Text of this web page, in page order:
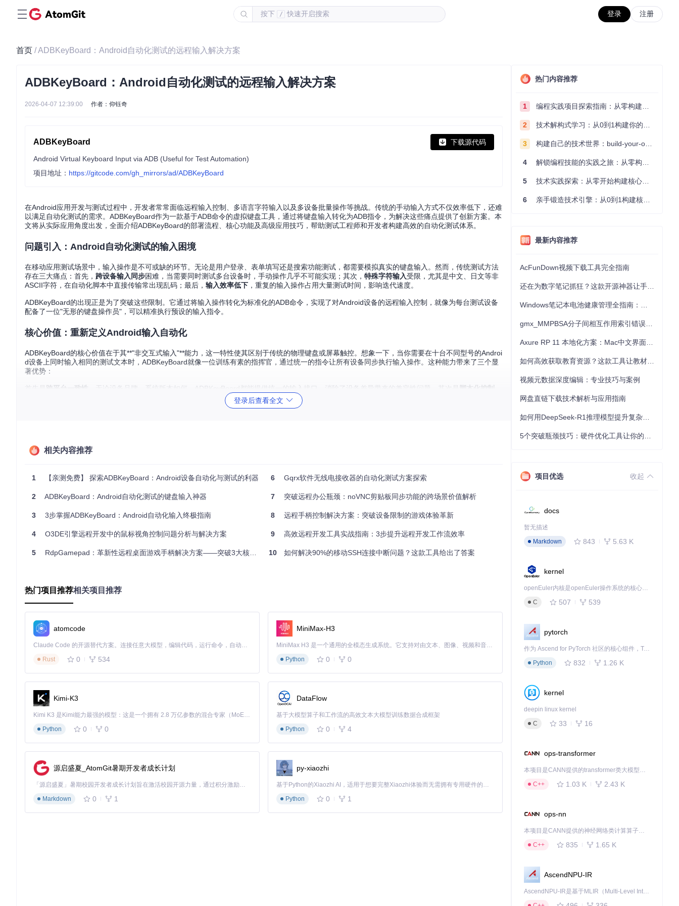
按下 / 快速开启搜索 登录 注册
首页 / ADBKeyBoard：Android自动化测试的远程输入解决方案
ADBKeyBoard：Android自动化测试的远程输入解决方案
2026-04-07 12:39:00 作者：仰钰奇
ADBKeyBoard 下载源代码
Android Virtual Keyboard Input via ADB (Useful for Test Automation)
项目地址： https://gitcode.com/gh_mirrors/ad/ADBKeyBoard
在Android应用开发与测试过程中，开发者常常面临远程输入控制、多语言字符输入以及多设备批量操作等挑战。传统的手动输入方式不仅效率低下，还难
以满足自动化测试的需求。ADBKeyBoard作为一款基于ADB命令的虚拟键盘工具，通过将键盘输入转化为ADB指令，为解决这些痛点提供了创新方案。本
文将从实际应用角度出发，全面介绍ADBKeyBoard的部署流程、核心功能及高级应用技巧，帮助测试工程师和开发者构建高效的自动化测试体系。
问题引入：Android自动化测试的输入困境
在移动应用测试场景中，输入操作是不可或缺的环节。无论是用户登录、表单填写还是搜索功能测试，都需要模拟真实的键盘输入。然而，传统测试方法
存在三大痛点：首先， 跨设备输入同步困难，当需要同时测试多台设备时，手动操作几乎不可能实现；其次， 特殊字符输入受限，尤其是中文、日文等非
ASCII字符，在自动化脚本中直接传输常出现乱码；最后， 输入效率低下 ，重复的输入操作占用大量测试时间，影响迭代速度。
ADBKeyBoard的出现正是为了突破这些限制。它通过将输入操作转化为标准化的ADB命令，实现了对Android设备的远程输入控制，就像为每台测试设备
配备了一位"无形的键盘操作员"，可以精准执行预设的输入指令。
核心价值：重新定义Android输入自动化
ADBKeyBoard的核心价值在于其**"非交互式输入"**能力，这一特性使其区别于传统的物理键盘或屏幕触控。想象一下，当你需要在十台不同型号的Androi
d设备上同时输入相同的测试文本时，ADBKeyBoard就像一位训练有素的指挥官，通过统一的指令让所有设备同步执行输入操作。这种能力带来了三个显
著优势：
首先是 跨平台一致性 ，无论设备品牌、系统版本如何，ADBKeyBoard都能提供统一的输入接口，消除了设备差异带来的兼容性问题。其次是 脚本化控制
所有输入操作都可以编写为自动化脚本，实现无人值守的测试流程。最后是字符完整性 ，通过base64编码等技术，确保任何语言的字符都能准确传输，解
环境准备与源码获取
件。环境就绪后，通过以下命令获取项目源码：
git clone
⚠️ 常见误区：部分用户在克隆仓库后直接尝试安装，忽略了编译步骤。ADBKeyBoard是源代码形式提供的，必须经过构建才能生成可用的APK文件。
定制化构建与安装
进入项目目录后，我们需要使用Gradle工具构建调试版本的APK。执行以下命令启动构建过程：
构建成功后，APK文件将生成在
-r参数表示强制安装，即使应用已存在也会覆盖安装，这在版本更新时非常有用。
输入法激活与验证
安装完成后，ADBKeyBoard还不能立即使用，需要将其激活为系统输入法。通过以下命令序列完成激活配置：
adb shell ime
# 启用ADBKeyBoard输入法
adb shell ime set com.android.adbkeyboard/.AdbIME # 设置为默认输入法
如果配置成功，最后一条命令的输出中会包含com.android.adbkeyboard/.AdbIME。此时，你的设备已经准备好接收来自ADB的输入指令了。
核心功能应用：从基础输入到高级控制
基础文本输入技术
ADBKeyBoard提供了多种文本输入方式，以适应不同场景需求。最常用的是直接文本输入模式，通过以下命令可以向当前焦点应用发送文本：
登录后查看全文
相关内容推荐
1 【亲测免费】 探索ADBKeyBoard：Android设备自动化与测试的利器
2 ADBKeyBoard：Android自动化测试的键盘输入神器
3 3步掌握ADBKeyBoard：Android自动化输入终极指南
4 O3DE引擎远程开发中的鼠标视角控制问题分析与解决方案
5 RdpGamepad：革新性远程桌面游戏手柄解决方案——突破3大核心技术瓶颈的跨设备控制方案
6 Gqrx软件无线电接收器的自动化测试方案探索
7 突破远程办公瓶颈：noVNC剪贴板同步功能的跨场景价值解析
8 远程手柄控制解决方案：突破设备限制的游戏体验革新
9 高效远程开发工具实战指南：3步提升远程开发工作流效率
10 如何解决90%的移动SSH连接中断问题？这款工具给出了答案
热门项目推荐相关项目推荐
atomcode
Claude Code 的开源替代方案。连接任意大模型，编辑代码，运行命令，自动验证 — 全自动执行。用 Rust 构建，极致性能。 ｜ An open-source alternative to Claude Code. Connect any LLM, edit code, run commands, and verify changes — autonomously. Built in Rust for speed. Get Started
Rust
0 534
MiniMax-H3
MiniMax H3 是一个通用的全模态生成系统。它支持对由文本、图像、视频和音频组成的多模态上下文进行统一理解，并能生成分辨率高达 2K、时长可达 15 秒的带原生立体声音频的视频。得益于面向任务泛化的系统设计，H3 在预训练阶段就已具备广泛的多模态上下文理解与生成能力，能够出色地执行复杂的多模态指令。
Python
0 0
Kimi-K3
Kimi K3 是Kimi能力最强的模型：这是一个拥有 2.8 万亿参数的混合专家（MoE）模型，具备原生视觉理解能力，并支持 100 万 token 的上下文窗口。
Python
0 0
DataFlow
基于大模型算子和工作流的高效文本大模型训练数据合成框架
Python
0 4
源启盛夏_AtomGit暑期开发者成长计划
「源启盛夏」暑期校园开发者成长计划旨在激活校园开源力量，通过积分激励、认证扶持、资源倾斜等形式，引导高校组织和开发者完成「入驻 — 建项目 — 做贡献 — 获认证 — 得资源」的完整闭环。无论你是想带领社团入驻平台的组织者，还是希望用代码贡献证明自己的开发者，都能在这里找到属于你的成长路径。
Markdown
0 1
py-xiaozhi
基于Python的Xiaozhi AI，适用于想要完整Xiaozhi体验而无需拥有专用硬件的用户。
Python
0 1
热门内容推荐
1 编程实践项目探索指南：从零构建技术能力体系
2 技术解构式学习：从0到1构建你的编程知识体系
3 构建自己的技术世界：build-your-own-x项目的实践探索指南
4 解锁编程技能的实践之旅：从零构建你的技术世界
5 技术实践探索：从零开始构建核心系统的实践指南
6 亲手锻造技术引擎：从0到1构建核心系统的实践指南
最新内容推荐
AcFunDown视频下载工具完全指南
视频元数据深度编辑：专业技巧与案例
网盘直链下载技术解析与应用指南
项目优选 收起
docs
暂无描述
Markdown
843 5.63 K
kernel
openEuler内核是openEuler操作系统的核心，既是系统性能与稳定性的基石，也是连接处理器、设备与服务的桥梁。
C
507 539
pytorch
作为 Ascend for PyTorch 社区的核心组件，TorchNPU 是昇腾专为 PyTorch 打造的深度学习适配插件，使 PyTorch 框架能够直接调用昇腾 NPU，为开发者提供昇腾 AI 处理器的超强算力。
Python
832 1.26 K
kernel
deepin linux kernel
C
33 16
ops-transformer
本项目是CANN提供的transformer类大模型算子库，实现网络在NPU上加速计算。
C++
1.03 K 2.43 K
ops-nn
本项目是CANN提供的神经网络类计算算子库，实现网络在NPU上加速计算。
C++
835 1.65 K
AscendNPU-IR
AscendNPU-IR是基于MLIR（Multi-Level Intermediate Representation）构建的，面向昇腾亲和算子编译时使用的中间表示，提供昇腾完备表达能力，通过编译优化提升昇腾AI处理器计算效率，支持通过生态框架使能昇腾AI处理器与深度调优